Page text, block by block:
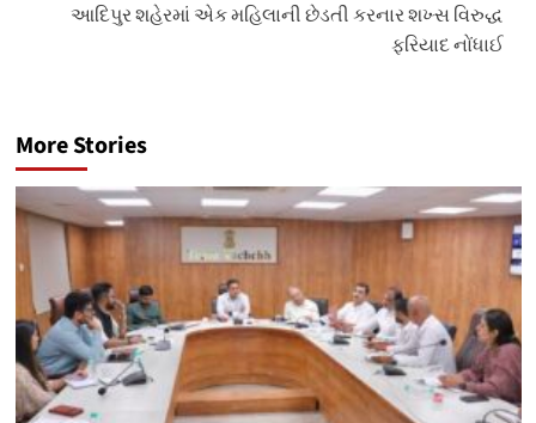
આદિપુર શહેરમાં એક મહિલાની છેડતી કરનાર શખ્સ વિરુદ્ધ
ફરિયાદ નોંધાઈ
More Stories